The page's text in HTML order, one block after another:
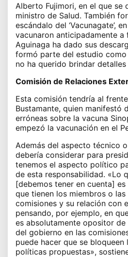
Alberto Fujimori, en el que se
ministro de Salud. También
escándalo del ‘Vacunagate’,
vacunaron anticipadamente a
Aguinaga ha dado sus
formó parte del estudio como
no ha querido brindar
Comisión de Relaciones
Esta comisión tendría al
Bustamante, quien manifestó
erróneas sobre la vacuna
empezó la vacunación en el
Además del aspecto técnico
debería considerar para
tenemos el aspecto político
de esta responsabilidad. «Lo
[debemos tener en cuenta]
que tienen los miembros o
comisiones y su relación con
pensando, por ejemplo, en
es absolutamente opositor
del gobierno en las
puede hacer que se bloqueen
políticas propuestas»,